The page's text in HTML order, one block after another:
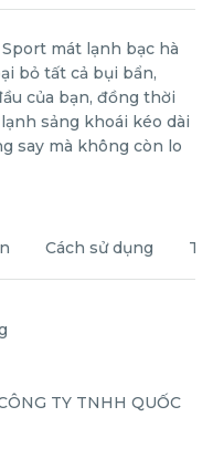
mát lạnh bạc hà
bỏ tất cả bụi bẩn,
của bạn, đồng thời
sảng khoái kéo dài
say mà không còn lo
Cách sử dụng
TY TNHH QUỐC